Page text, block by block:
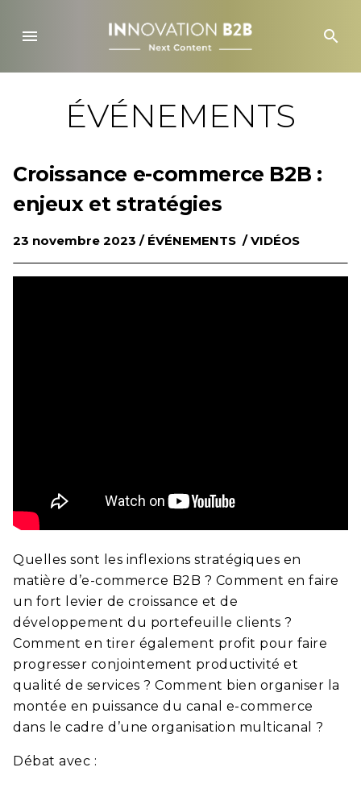
content
menu search
ÉVÉNEMENTS
Croissance e-commerce B2B :
enjeux et stratégies
23 novembre 2023 / ÉVÉNEMENTS /VIDÉOS
Quelles sont les inflexions stratégiques en
matière d’e-commerce B2B ? Comment en faire
un fort levier de croissance et de
développement du portefeuille clients ?
Comment en tirer également profit pour faire
progresser conjointement productivité et
qualité de services ? Comment bien organiser la
montée en puissance du canal e-commerce
dans le cadre d’une organisation multicanal ?
Débat avec :